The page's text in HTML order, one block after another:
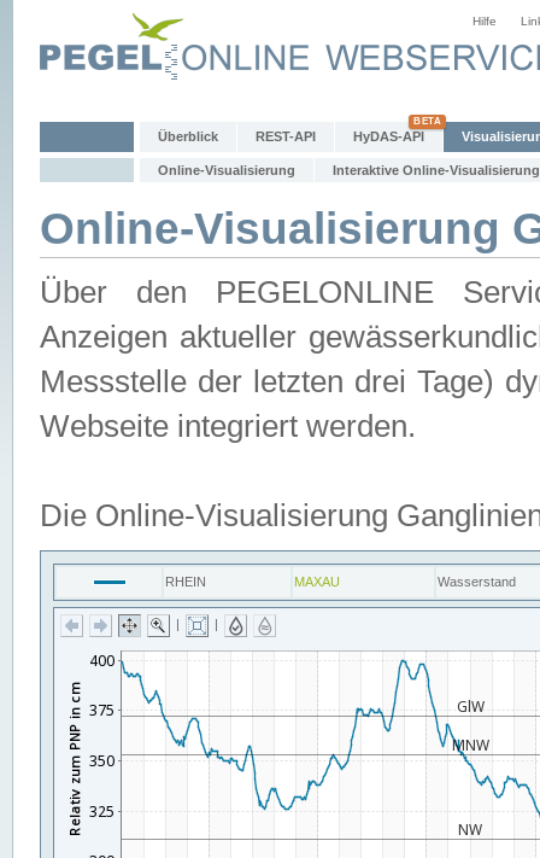
Hilfe
Überblick REST-API HyDAS-API
Online-Visualisierung Interaktive Online-Visualisierung
Online-Visualisierung
Über den PEGELONLINE
Anzeigen aktueller
Messstelle der letzten drei Tage)
Webseite integriert werden.
Die Online-Visualisierung